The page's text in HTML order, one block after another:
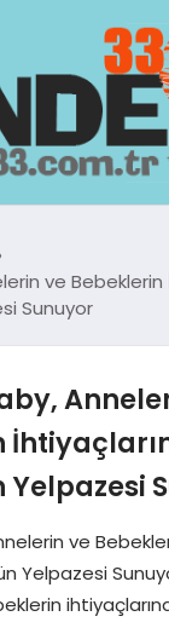
ve
Sunuyor
Yelpazesi
ve
Yelpazesi